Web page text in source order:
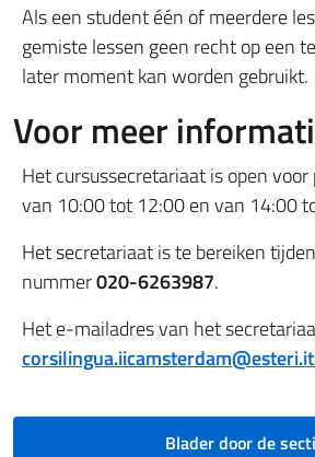
Als een student één of meerdere
gemiste lessen geen recht op een
later moment kan worden gebruikt.
Voor meer
Het cursussecretariaat is open voor
van 10:00 tot 12:00 en van 14:00
Het secretariaat is te bereiken
nummer020-6263987.
Het e-mailadres van het
Blader door de